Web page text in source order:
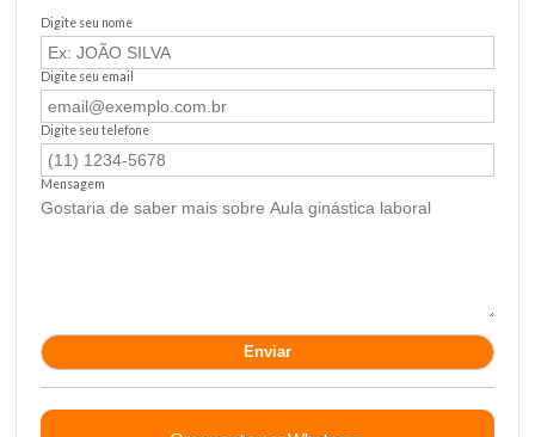
Digite seu nome
Digite seu email
Digite seu telefone
Mensagem